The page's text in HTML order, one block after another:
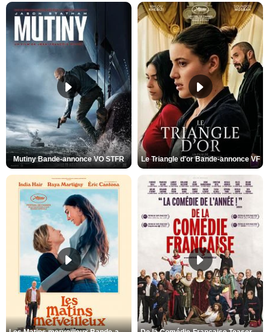
Mutiny Bande-annonce VO STFR Le Triangle d'or Bande-annonce VF